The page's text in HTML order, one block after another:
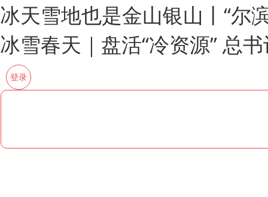
冰天雪地也是金山银山丨“尔
冰雪春天｜盘活“冷资源” 总
登录